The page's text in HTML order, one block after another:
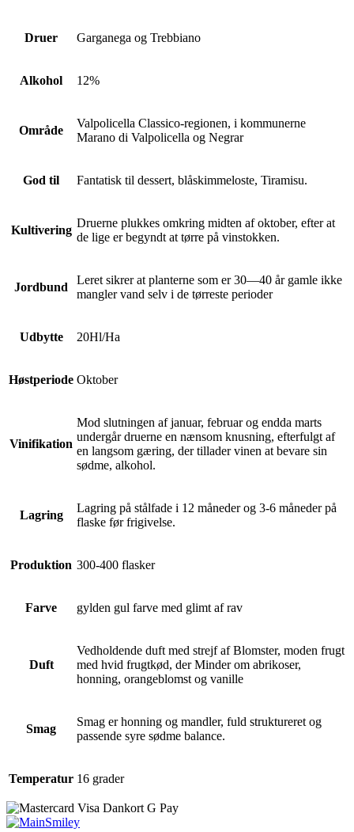
Druer Garganega og Trebbiano
Alkohol 12%
Område
Valpolicella Classico-regionen, i kommunerne
Marano di Valpolicella og Negrar
God til Fantatisk til dessert, blåskimmeloste, Tiramisu.
Kultivering
Druerne plukkes omkring midten af ​​oktober, efter at
de lige er begyndt at tørre på vinstokken.
Jordbund
Leret sikrer at planterne som er 30—40 år gamle ikke
mangler vand selv i de tørreste perioder
Udbytte 20Hl/Ha
Høstperiode Oktober
Vinifikation
Mod slutningen af januar, februar og endda marts
undergår druerne en nænsom knusning, efterfulgt af
en langsom gæring, der tillader vinen at bevare sin
sødme, alkohol.
Lagring
Lagring på stålfade i 12 måneder og 3-6 måneder på
flaske før frigivelse.
Produktion 300-400 flasker
Farve gylden gul farve med glimt af rav
Duft
Vedholdende duft med strejf af Blomster, moden frugt
med hvid frugtkød, der Minder om abrikoser,
honning, orangeblomst og vanille
Smag
Smag er honning og mandler, fuld struktureret og
passende syre sødme balance.
Temperatur 16 grader